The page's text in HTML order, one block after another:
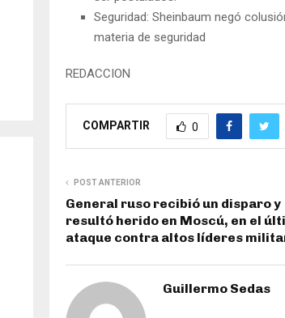
Seguridad: Sheinbaum negó
materia de seguridad
REDACCION
COMPARTIR 0
POST ANTERIOR
General ruso recibió un disparo y
resultó herido en Moscú, en el
ataque contra altos líderes
Guillermo Sedas